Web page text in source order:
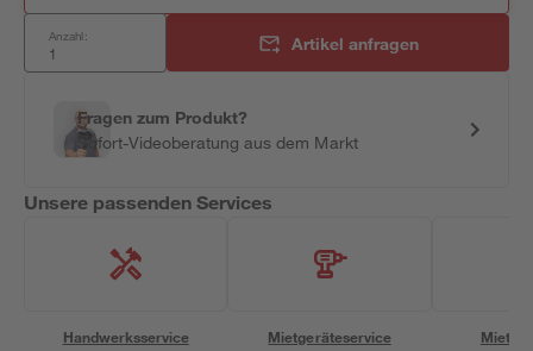
Anzahl: Artikel anfragen
Fragen zum Produkt?
Sofort-Videoberatung aus dem Markt
Unsere passenden Services
Handwerksservice Mietgeräteservice